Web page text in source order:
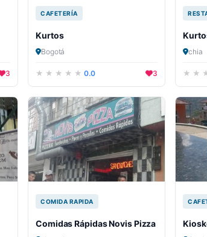
3
CAFETERÍA
Kurtos
Bogotá
0.0 3
chia
COMIDA RAPIDA
Comidas Rápidas Novis Pizza